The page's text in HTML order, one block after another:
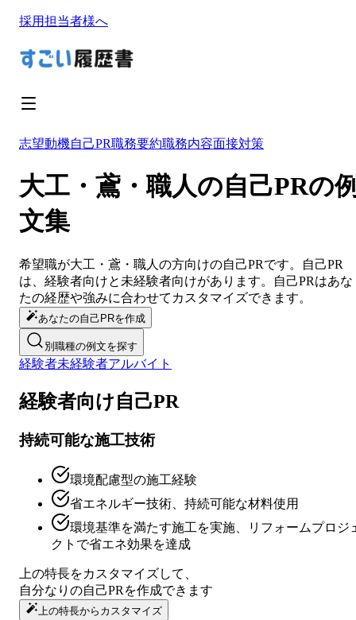
採用担当者様へ
志望動機自己PR職務要約職務内容面接対策
大工・鳶・職人の自己PRの
文集
希望職が大工・鳶・職人 の方向けの自己PRです。
自己PR
は、経験者向けと未経験者向けがあります。
自己PRはあな
たの経歴や強みに合わせてカスタマイズできます。
あなたの自己PRを作成
別職種の例文を探す
経験者未経験者アルバイト
経験者向け自己PR
持続可能な施工技術
環境配慮型の施工経験
省エネルギー技術、持続可能な材料使用
環境基準を満たす施工を実施、リフォームプロジ
クトで省エネ効果を達成
上の特長をカスタマイズして、
自分なりの自己PR を作成できます
上の特長からカスタマイズ